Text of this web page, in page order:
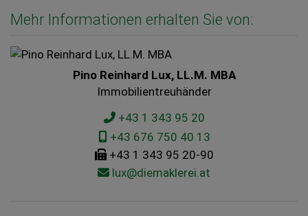
Mehr Informationen erhalten Sie von:
Pino Reinhard Lux, LL.M. MBA
Immobilientreuhänder
+43 1 343 95 20
+43 676 750 40 13
+43 1 343 95 20-90
lux@diemaklerei.at